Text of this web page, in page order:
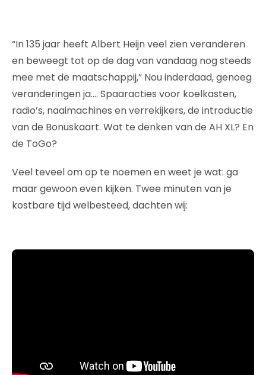
“In 135 jaar heeft Albert Heijn veel zien veranderen
en beweegt tot op de dag van vandaag nog steeds
mee met de maatschappij,” Nou inderdaad, genoeg
veranderingen ja…. Spaaracties voor koelkasten,
radio’s, naaimachines en verrekijkers, de introductie
van de Bonuskaart. Wat te denken van de AH XL? En
de ToGo?
Veel teveel om op te noemen en weet je wat: ga
maar gewoon even kijken. Twee minuten van je
kostbare tijd welbesteed, dachten wij: